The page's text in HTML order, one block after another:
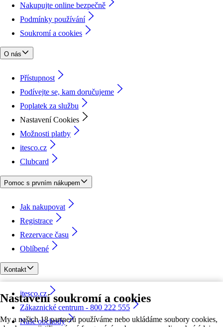
Nastavení soukromí a cookies
My a našich 18 partnerů používáme nebo ukládáme soubory cookies,
Nakupujte online bezpečně
Podmínky používání
Soukromí a cookies
O nás
Přístupnost
Podívejte se, kam doručujeme
Poplatek za službu
Nastavení Cookies
Možnosti platby
itesco.cz
Clubcard
Pomoc s prvním nákupem
Jak nakupovat
Registrace
Rezervace času
Oblíbené
Kontakt
itesco.cz
Zákaznické centrum - 800 222 555
Naše obchody